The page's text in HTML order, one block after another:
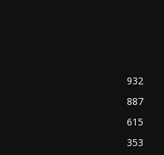
932
887
615
353